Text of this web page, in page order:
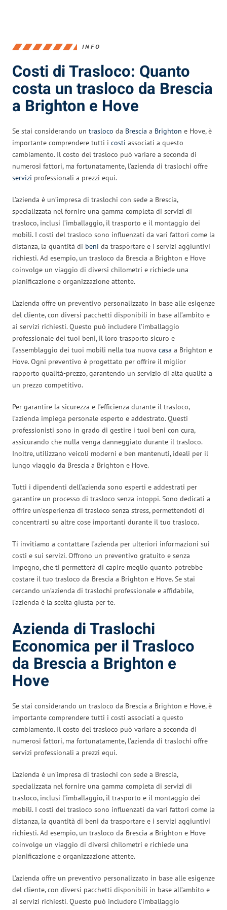
INFO
Costi di Trasloco: Quanto
costa un trasloco da Brescia
a Brighton e Hove
Se stai considerando un trasloco da Brescia a Brighton e Hove, è
importante comprendere tutti i costi associati a questo
cambiamento. Il costo del trasloco può variare a seconda di
numerosi fattori, ma fortunatamente, l’azienda di traslochi offre
servizi professionali a prezzi equi.
L’azienda è un’impresa di traslochi con sede a Brescia,
specializzata nel fornire una gamma completa di servizi di
trasloco, inclusi l’imballaggio, il trasporto e il montaggio dei
mobili. I costi del trasloco sono influenzati da vari fattori come la
distanza, la quantità di beni da trasportare e i servizi aggiuntivi
richiesti. Ad esempio, un trasloco da Brescia a Brighton e Hove
coinvolge un viaggio di diversi chilometri e richiede una
pianificazione e organizzazione attente.
L’azienda offre un preventivo personalizzato in base alle esigenze
del cliente, con diversi pacchetti disponibili in base all’ambito e
ai servizi richiesti. Questo può includere l’imballaggio
professionale dei tuoi beni, il loro trasporto sicuro e
l’assemblaggio dei tuoi mobili nella tua nuova casa a Brighton e
Hove. Ogni preventivo è progettato per offrire il miglior
rapporto qualità-prezzo, garantendo un servizio di alta qualità a
un prezzo competitivo.
Per garantire la sicurezza e l’efficienza durante il trasloco,
l’azienda impiega personale esperto e addestrato. Questi
professionisti sono in grado di gestire i tuoi beni con cura,
assicurando che nulla venga danneggiato durante il trasloco.
Inoltre, utilizzano veicoli moderni e ben mantenuti, ideali per il
lungo viaggio da Brescia a Brighton e Hove.
Tutti i dipendenti dell’azienda sono esperti e addestrati per
garantire un processo di trasloco senza intoppi. Sono dedicati a
offrire un’esperienza di trasloco senza stress, permettendoti di
concentrarti su altre cose importanti durante il tuo trasloco.
Ti invitiamo a contattare l’azienda per ulteriori informazioni sui
costi e sui servizi. Offrono un preventivo gratuito e senza
impegno, che ti permetterà di capire meglio quanto potrebbe
costare il tuo trasloco da Brescia a Brighton e Hove. Se stai
cercando un’azienda di traslochi professionale e affidabile,
l’azienda è la scelta giusta per te.
Azienda di Traslochi
Economica per il Trasloco
da Brescia a Brighton e
Hove
Se stai considerando un trasloco da Brescia a Brighton e Hove, è
importante comprendere tutti i costi associati a questo
cambiamento. Il costo del trasloco può variare a seconda di
numerosi fattori, ma fortunatamente, l’azienda di traslochi offre
servizi professionali a prezzi equi.
L’azienda è un’impresa di traslochi con sede a Brescia,
specializzata nel fornire una gamma completa di servizi di
trasloco, inclusi l’imballaggio, il trasporto e il montaggio dei
mobili. I costi del trasloco sono influenzati da vari fattori come la
distanza, la quantità di beni da trasportare e i servizi aggiuntivi
richiesti. Ad esempio, un trasloco da Brescia a Brighton e Hove
coinvolge un viaggio di diversi chilometri e richiede una
pianificazione e organizzazione attente.
L’azienda offre un preventivo personalizzato in base alle esigenze
del cliente, con diversi pacchetti disponibili in base all’ambito e
ai servizi richiesti. Questo può includere l’imballaggio